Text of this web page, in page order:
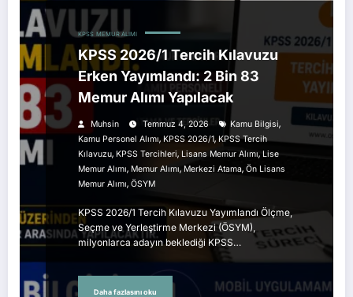
KPSS MEMUR ALIMI
KPSS 2026/1 Tercih Kılavuzu
Erken Yayımlandı: 2 Bin 83
Memur Alımı Yapılacak
Muhsin Temmuz 4, 2026 Kamu Bilgisi,
Kamu Personel Alımı, KPSS 2026/1, KPSS Tercih
Kılavuzu, KPSS Tercihleri, Lisans Memur Alımı, Lise
Memur Alımı, Memur Alımı, Merkezi Atama, Ön Lisans
Memur Alımı, ÖSYM
KPSS 2026/1 Tercih Kılavuzu Yayımlandı Ölçme,
Seçme ve Yerleştirme Merkezi (ÖSYM),
milyonlarca adayın beklediği KPSS…
Daha fazlasını oku